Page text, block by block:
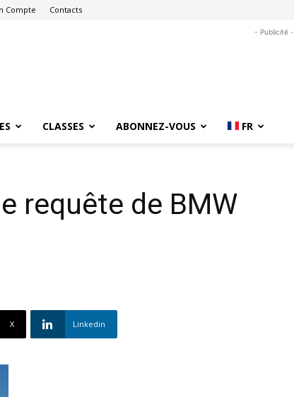
Compte Contacts
- Publicité -
CLASSES ABONNEZ-VOUS FR
requête de BMW
X Linkedin